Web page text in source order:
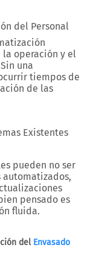
del Personal
operación y el
una
tiempos de
de las
Existentes
pueden no ser
automatizados,
pensado es
fluida.
del Envasado